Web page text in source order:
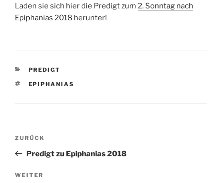
Laden sie sich hier die Predigt zum 2. Sonntag nach
Epiphanias 2018 herunter!
KATEGORIEN
PREDIGT
SCHLAGWÖRTER
EPIPHANIAS
Beitragsnavigation
Vorheriger
Beitrag
ZURÜCK
Predigt zu Epiphanias 2018
Nächster
WEITER